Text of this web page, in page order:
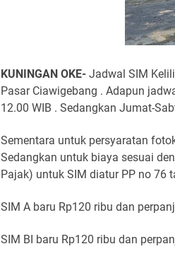
KUNINGAN OKE- Jadwal SIM
Pasar Ciawigebang . Adapun
12.00 WIB . Sedangkan Jumat-
Sementara untuk persyaratan
Sedangkan untuk biaya sesuai
Pajak) untuk SIM diatur PP no 76
SIM A baru Rp120 ribu dan
SIM BI baru Rp120 ribu dan